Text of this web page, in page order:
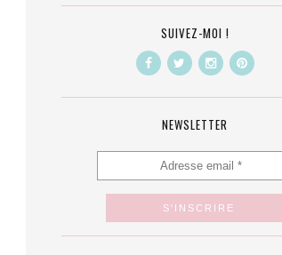
SUIVEZ-MOI !
NEWSLETTER